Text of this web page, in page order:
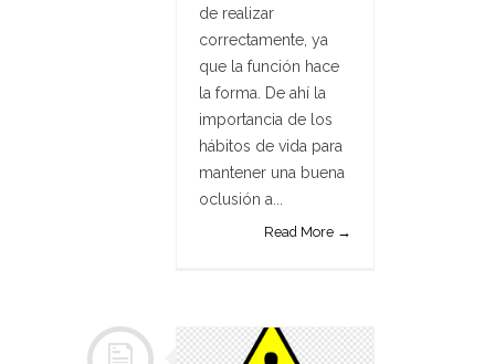
de realizar
correctamente, ya
que la función hace
la forma. De ahí la
importancia de los
hábitos de vida para
mantener una buena
oclusión a...
Read More →